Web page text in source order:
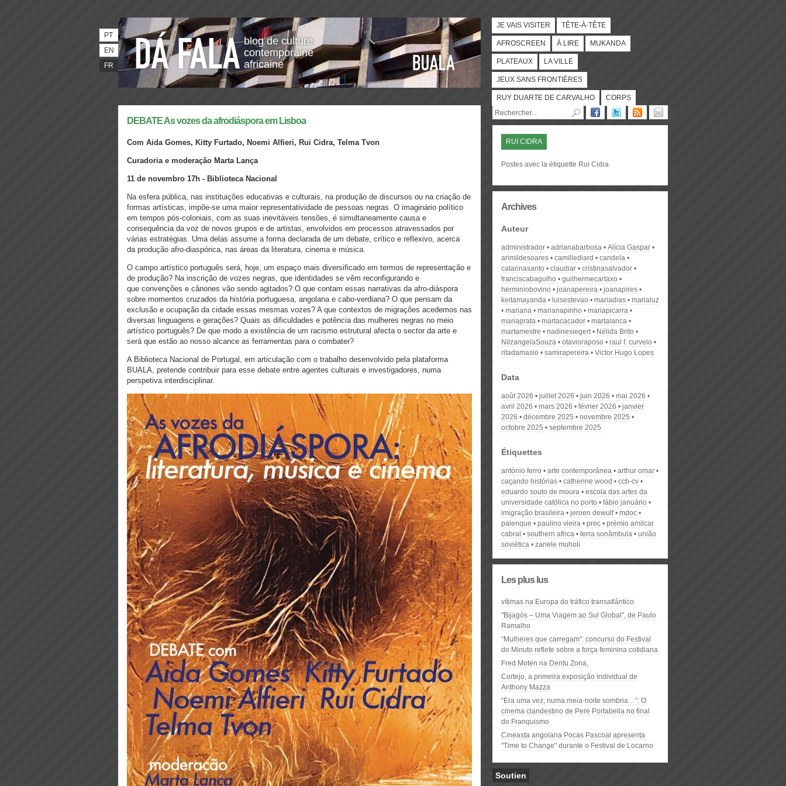
blog de culture
contemporaine
africaine
PT
EN
FR
JE VAIS VISITER TÊTE-À-TÊTE
AFROSCREEN À LIRE MUKANDA
PLATEAUX LA VILLE
JEUX SANS FRONTIÈRES
RUY DUARTE DE CARVALHO CORPS
DEBATE As vozes da afrodiáspora em Lisboa
Com Aida Gomes, Kitty Furtado, Noemi Alfieri, Rui Cidra, Telma Tvon
Curadoria e moderação Marta Lança
11 de novembro 17h - Biblioteca Nacional
Na esfera pública, nas instituições educativas e culturais, na produção de discursos ou na criação de
formas artísticas, impõe-se uma maior representatividade de pessoas negras. O imaginário político
em tempos pós-coloniais, com as suas inevitáveis tensões, é simultaneamente causa e
consequência da voz de novos grupos e de artistas, envolvidos em processos atravessados por
várias estratégias. Uma delas assume a forma declarada de um debate, crítico e reflexivo, acerca
da produção afro-diaspórica, nas áreas da literatura, cinema e música.
O campo artístico português será, hoje, um espaço mais diversificado em termos de representação e
de produção? Na inscrição de vozes negras, que identidades se vêm reconfigurando e
que convenções e cânones vão sendo agitados? O que contam essas narrativas da afro-diáspora
sobre momentos cruzados da história portuguesa, angolana e cabo-verdiana? O que pensam da
exclusão e ocupação da cidade essas mesmas vozes? A que contextos de migrações acedemos nas
diversas linguagens e gerações? Quais as dificuldades e potência das mulheres negras no meio
artístico português? De que modo a existência de um racismo estrutural afecta o sector da arte e
será que estão ao nosso alcance as ferramentas para o combater?
A Biblioteca Nacional de Portugal, em articulação com o trabalho desenvolvido pela plataforma
BUALA, pretende contribuir para esse debate entre agentes culturais e investigadores, numa
perspetiva interdisciplinar.
RUI CIDRA
Postes avec la étiquette Rui Cidra
Archives
Auteur
administrador adrianabarbosa
Alícia Gaspar
arimildesoares
camillediard
candela
catarinasanto
claudiar
cristinasalvador
franciscabagulho
guilhermecartaxo
herminiobovino
joanapereira
joanapires
keitamayanda
luisestevao mariadias
marialuz
mariana
marianapinho
mariapicarra
mariaprata
martacacador
martalanca
martamestre
nadinesiegert
Nélida Brito
NilzangelaSouza
otavioraposo
raul f. curvelo
ritadamasio
samirapereira Victor Hugo Lopes
Data
août 2026 juillet 2026 juin 2026
mai 2026
avril 2026
mars 2026 février 2026
janvier
2026
décembre 2025
novembre 2025
octobre 2025
septembre 2025
Étiquettes
antónio ferro arte contemporânea
arthur omar
caçando histórias
catherine wood
ccb-cv
eduardo souto de moura
escola das artes da
universidade católica no porto
fábio januário
imigração brasileira
jeroen dewulf
mdoc
palenque
paulino vieira prec
prémio amilcar
cabral
southern africa terra sonâmbula
união
soviética
zanele muholi
Les plus lus
vítimas na Europa do tráfico transatlântico
"Bijagós – Uma Viagem ao Sul Global", de Paulo
Ramalho
“Mulheres que carregam”: concurso do Festival
do Minuto reflete sobre a força feminina cotidiana
Fred Moten na Dentu Zona,
Cortejo, a primeira exposição individual de
Anthony Mazza
“Era uma vez, numa meia-noite sombria…”: O
cinema clandestino de Pere Portabella no final
do Franquismo
Cineasta angolana Pocas Pascoal apresenta
"Time to Change" durante o Festival de Locarno
Soutien